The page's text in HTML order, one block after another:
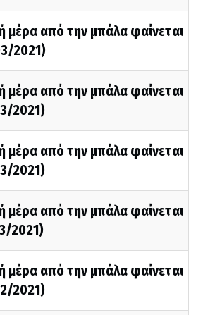
μέρα από την μπάλα φαίνεται
2021)
μέρα από την μπάλα φαίνεται
2021)
μέρα από την μπάλα φαίνεται
2021)
μέρα από την μπάλα φαίνεται
2021)
μέρα από την μπάλα φαίνεται
2021)